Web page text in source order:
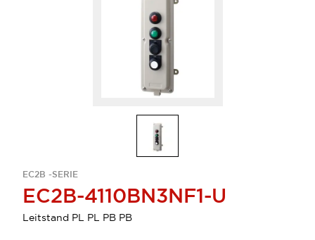
EC2B -SERIE
EC2B-4110BN3NF1-U
Leitstand PL PL PB PB